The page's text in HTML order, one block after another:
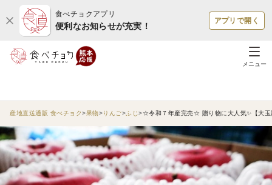
食べチョクアプリ
便利なお知らせが充実！
アプリで開く
メニュー
産地直送通販 食べチョク 果物 りんご ふじ ☆令和７年産完売☆ 贈り物に大人気✨【大